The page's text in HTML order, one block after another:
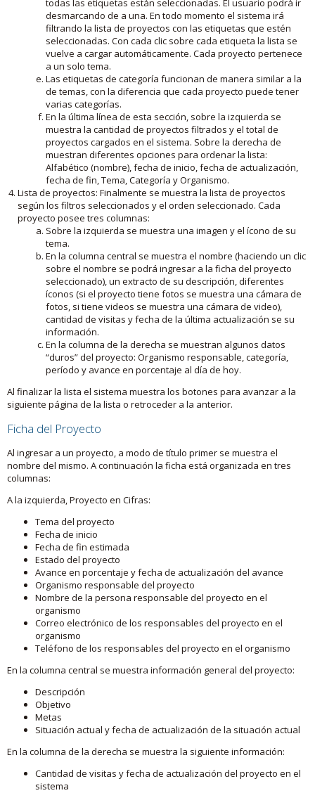
todas las etiquetas están seleccionadas. El usuario podrá ir
desmarcando de a una. En todo momento el sistema irá
filtrando la lista de proyectos con las etiquetas que estén
seleccionadas. Con cada clic sobre cada etiqueta la lista se
vuelve a cargar automáticamente. Cada proyecto pertenece
a un solo tema.
Las etiquetas de categoría funcionan de manera similar a la
de temas, con la diferencia que cada proyecto puede tener
varias categorías.
En la última línea de esta sección, sobre la izquierda se
muestra la cantidad de proyectos filtrados y el total de
proyectos cargados en el sistema. Sobre la derecha de
muestran diferentes opciones para ordenar la lista:
Alfabético (nombre), fecha de inicio, fecha de actualización,
fecha de fin, Tema, Categoría y Organismo.
Lista de proyectos: Finalmente se muestra la lista de proyectos
según los filtros seleccionados y el orden seleccionado. Cada
proyecto posee tres columnas:
Sobre la izquierda se muestra una imagen y el ícono de su
tema.
En la columna central se muestra el nombre (haciendo un clic
sobre el nombre se podrá ingresar a la ficha del proyecto
seleccionado), un extracto de su descripción, diferentes
íconos (si el proyecto tiene fotos se muestra una cámara de
fotos, si tiene videos se muestra una cámara de video),
cantidad de visitas y fecha de la última actualización se su
información.
En la columna de la derecha se muestran algunos datos
“duros” del proyecto: Organismo responsable, categoría,
período y avance en porcentaje al día de hoy.
Al finalizar la lista el sistema muestra los botones para avanzar a la
siguiente página de la lista o retroceder a la anterior.
Ficha del Proyecto
Al ingresar a un proyecto, a modo de título primer se muestra el
nombre del mismo. A continuación la ficha está organizada en tres
columnas:
A la izquierda, Proyecto en Cifras:
Tema del proyecto
Fecha de inicio
Fecha de fin estimada
Estado del proyecto
Avance en porcentaje y fecha de actualización del avance
Organismo responsable del proyecto
Nombre de la persona responsable del proyecto en el
organismo
Correo electrónico de los responsables del proyecto en el
organismo
Teléfono de los responsables del proyecto en el organismo
En la columna central se muestra información general del proyecto:
Descripción
Objetivo
Metas
Situación actual y fecha de actualización de la situación actual
En la columna de la derecha se muestra la siguiente información:
Cantidad de visitas y fecha de actualización del proyecto en el
sistema